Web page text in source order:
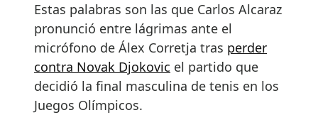
Estas palabras son las que Carlos Alcaraz
pronunció entre lágrimas ante el
micrófono de Álex Corretja tras perder
contra Novak Djokovic el partido que
decidió la final masculina de tenis en los
Juegos Olímpicos.